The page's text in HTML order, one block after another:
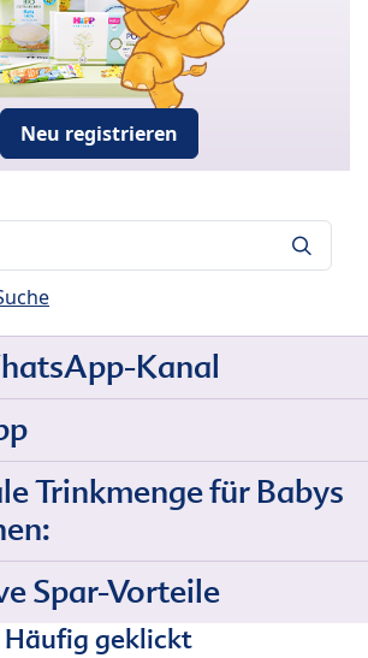
Neu registrieren
Kanal
Trinkmenge für Babys
Spar-Vorteile
Häufig geklickt